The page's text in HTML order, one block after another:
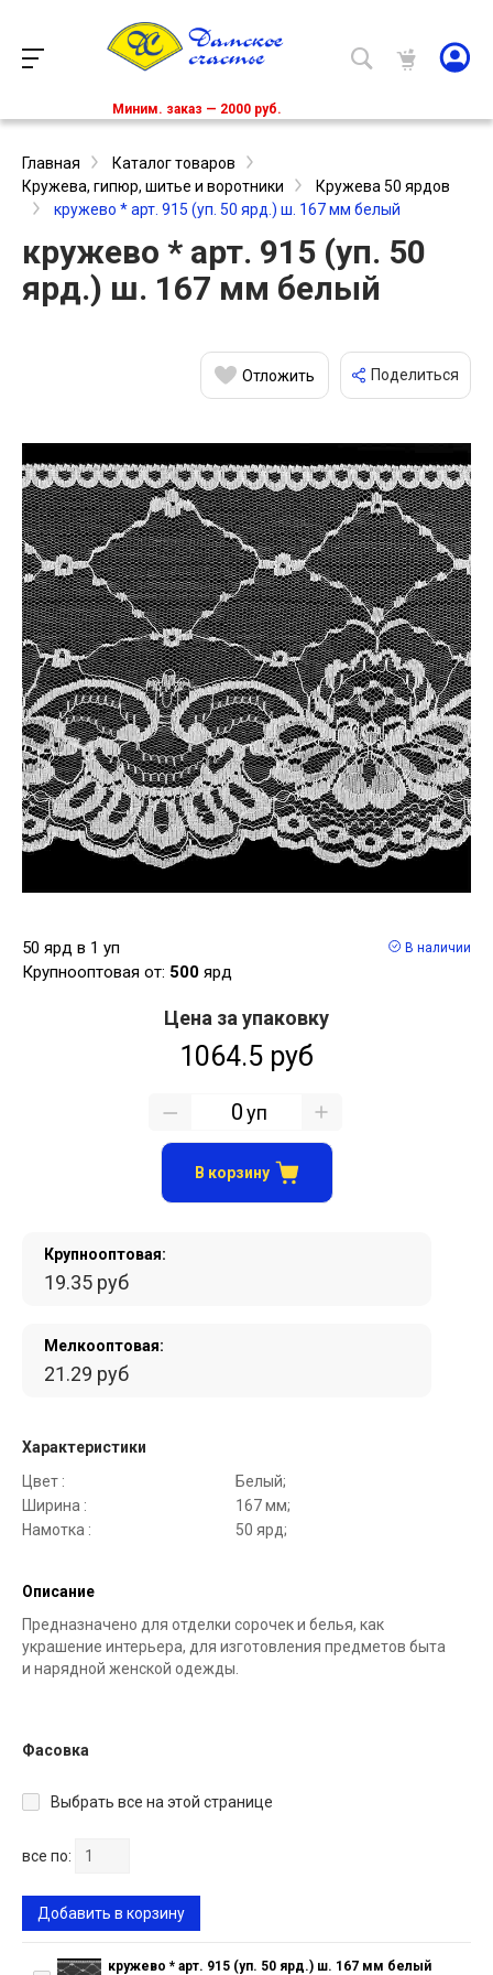
Миним. заказ — 2000 руб.
Главная
Каталог товаров
Кружева, гипюр, шитье и воротники
Кружева 50 ярдов
кружево * арт. 915 (уп. 50 ярд.) ш. 167 мм белый
кружево * арт. 915 (уп. 50
ярд.) ш. 167 мм белый
Отложить Поделиться
50 ярд в 1 уп
Крупнооптовая от: 500 ярд
В наличии
Крупнооптовая:
19.35 руб
Мелкооптовая:
21.29 руб
Характеристики
Цвет :
Белый;
Ширина :
167 мм;
Намотка :
50 ярд;
Описание
Предназначено для отделки сорочек и белья, как
украшение интерьера, для изготовления предметов быта
и нарядной женской одежды.
Цена за упаковку
1064.5 руб
уп
В корзину
Фасовка
Выбрать все на этой странице
все по:
Добавить в корзину
кружево * арт. 915 (уп. 50 ярд.) ш. 167 мм белый